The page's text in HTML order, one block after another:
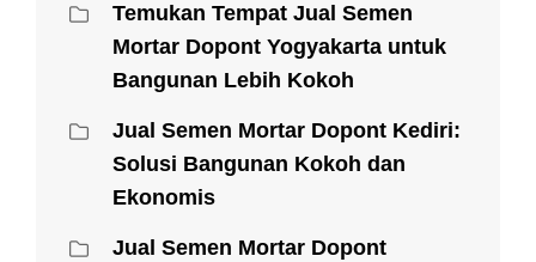
Temukan Tempat Jual Semen
Mortar Dopont Yogyakarta untuk
Bangunan Lebih Kokoh
Jual Semen Mortar Dopont Kediri:
Solusi Bangunan Kokoh dan
Ekonomis
Jual Semen Mortar Dopont